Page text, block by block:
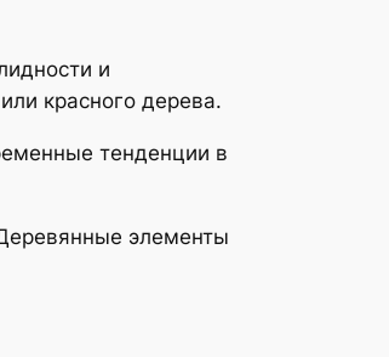
и
красного дерева.
тенденции в
элементы